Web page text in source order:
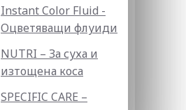
Instant Color Fluid -
Оцветяващи флуиди
NUTRI – За суха и
изтощена коса
SPECIFIC CARE –